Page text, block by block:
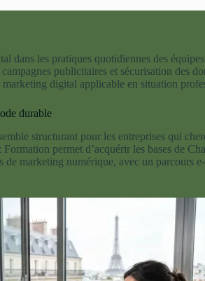
dans les pratiques quotidiennes des
publicitaires et sécurisation des
digital applicable en situation
durable
structurant pour les entreprises qui
Formation permet d’acquérir les bases de
marketing numérique, avec un parcours